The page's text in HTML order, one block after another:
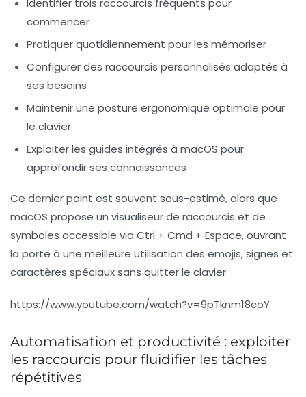
Identifier trois raccourcis fréquents pour
commencer
Pratiquer quotidiennement pour les mémoriser
Configurer des raccourcis personnalisés adaptés à
ses besoins
Maintenir une posture ergonomique optimale pour
le clavier
Exploiter les guides intégrés à macOS pour
approfondir ses connaissances
Ce dernier point est souvent sous-estimé, alors que
macOS propose un visualiseur de raccourcis et de
symboles accessible via Ctrl + Cmd + Espace, ouvrant
la porte à une meilleure utilisation des emojis, signes et
caractères spéciaux sans quitter le clavier.
https://www.youtube.com/watch?v=9pTknm18coY
Automatisation et productivité : exploiter
les raccourcis pour fluidifier les tâches
répétitives